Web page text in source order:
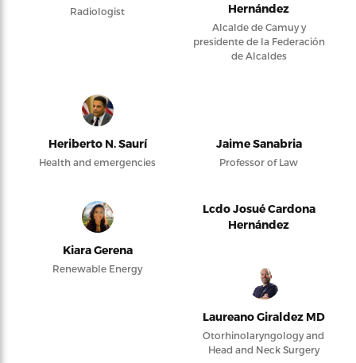
Radiologist
Hernández
Alcalde de Camuy y
presidente de la Federación
de Alcaldes
Heriberto N. Saurí
Health and emergencies
Jaime Sanabria
Professor of Law
Kiara Gerena
Renewable Energy
Lcdo Josué Cardona
Hernández
Laureano Giraldez MD
Otorhinolaryngology and
Head and Neck Surgery